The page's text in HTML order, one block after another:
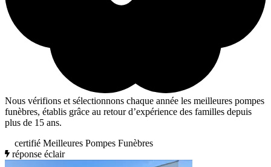
Nous vérifions et sélectionnons chaque année les meilleures pompes
funèbres, établis grâce au retour d’expérience des familles depuis
plus de 15 ans.
certifié Meilleures Pompes Funèbres
réponse éclair